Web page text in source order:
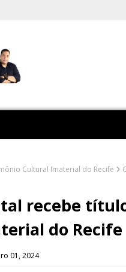
Cultural Imaterial do Recife
recebe
do Recife
01, 2024